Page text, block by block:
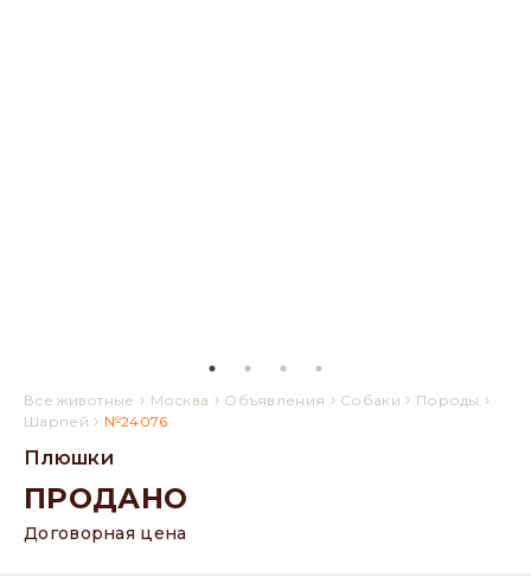
Все животные › Москва › Объявления › Собаки › Породы ›
Шарпей › №24076
Плюшки
ПРОДАНО
Договорная цена